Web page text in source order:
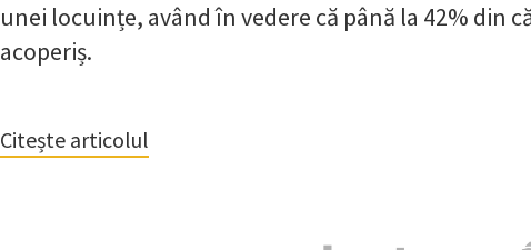
unei locuințe, având în vedere că până la 42% din
acoperiș.
Citește articolul